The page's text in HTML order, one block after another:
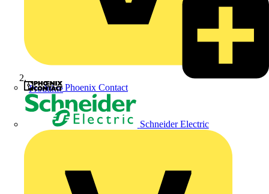
Phoenix Contact
Schneider Electric
Produkte